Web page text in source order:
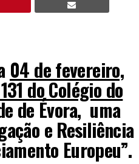
04 de fevereiro,
do Colégio do
de Évora, uma
e Resiliência
Europeu”.